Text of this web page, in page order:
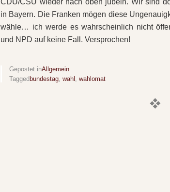
in Bayern. Die Franken mögen diese
wähle… ich werde es wahrscheinlich nicht
und NPD auf keine Fall. Versprochen!
Gepostet inAllgemein
Tagged bundestag wahl wahlomat